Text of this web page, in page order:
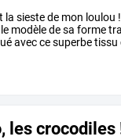
la siestede mon loulou !
le modèledesa forme
aveccesuperbetissu
les crocodiles